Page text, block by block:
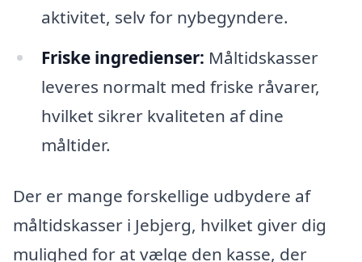
aktivitet, selv for nybegyndere.
Friske ingredienser: Måltidskasser
leveres normalt med friske råvarer,
hvilket sikrer kvaliteten af dine
måltider.
Der er mange forskellige udbydere af
måltidskasser i Jebjerg, hvilket giver dig
mulighed for at vælge den kasse, der